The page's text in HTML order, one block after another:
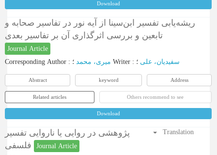
Download
ریشه‌یابی تفسیر ابن‌سینا از آیه نور در تفاسیر صحابه و
تابعین و بررسی اثرگذاری آن بر تفاسیر بعدی
Journal Article
Corresponding Author : میری، محمد Writer : سفیدیان، علی ؛
Abstract keyword Address
Related articles Others recommend to see
Download
پژوهشی در روایی یا ناروایی تفسیر
Journal Article
Translation